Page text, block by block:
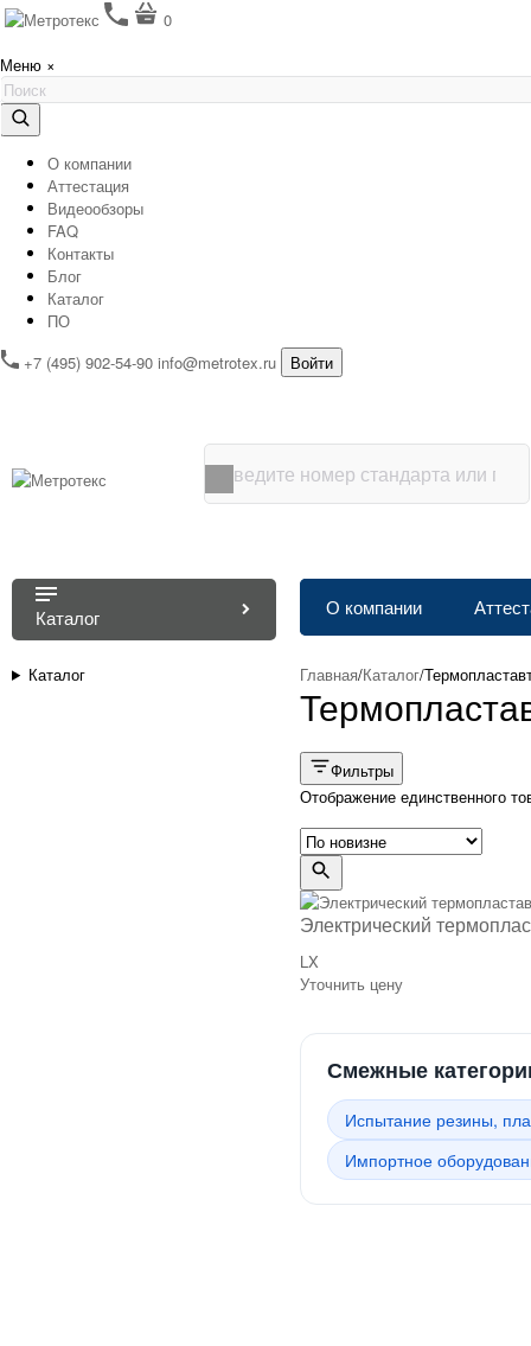
0
Меню ×
О компании
Аттестация
Видеообзоры
FAQ
Контакты
Блог
Каталог
ПО
+7 (495) 902-54-90 info@metrotex.ru Войти
Каталог О компании
Каталог Главная/Каталог/
Фильтры
Отображение единственного
Электрический
LX
Уточнить цену
Смежные
Испытание резины,
Импортное